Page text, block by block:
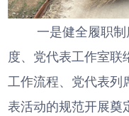
一是健全履职
度、党代表工作室联
工作流程、党代表列
表活动的规范开展奠